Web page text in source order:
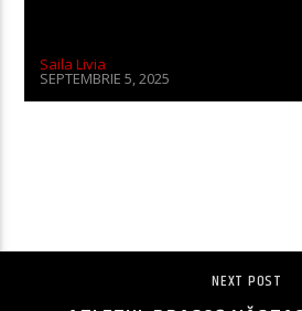
Saila Livia
SEPTEMBRIE 5, 2025
NEXT POST